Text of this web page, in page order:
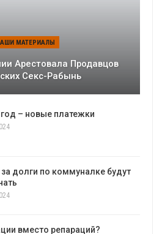
МАТЕРИАЛЫ
Арестовала Продавцов
Секс-Рабынь
– новые платежки
за долги по коммуналке будут
вместо репараций?